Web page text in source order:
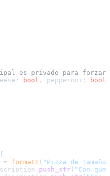
es privado para forzar
bool , pepperoni: bool
= format! ( "Pizza de
push_str ( "Con